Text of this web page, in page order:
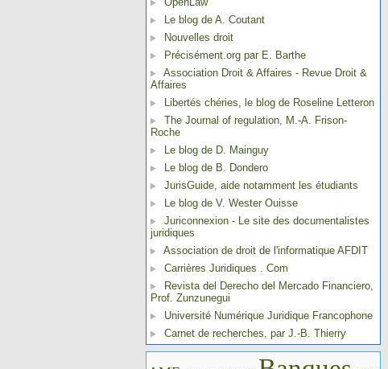
Le blog de A. Coutant
Nouvelles droit
Précisément.org par E. Barthe
Association Droit & Affaires - Revue Droit &
Affaires
Libertés chéries, le blog de Roseline Letteron
The Journal of regulation, M.-A. Frison-
Roche
Le blog de D. Mainguy
Le blog de B. Dondero
JurisGuide, aide notamment les étudiants
Le blog de V. Wester Ouisse
Juriconnexion - Le site des documentalistes
juridiques
Association de droit de l'informatique AFDIT
Carrières Juridiques . Com
Revista del Derecho del Mercado Financiero,
Prof. Zunzunegui
Université Numérique Juridique Francophone
Carnet de recherches, par J.-B. Thierry